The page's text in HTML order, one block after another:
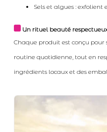
Sels et algues : exfolient
Un rituel beauté
Chaque produit est conçu
routine quotidienne, tout en
ingrédients locaux et des